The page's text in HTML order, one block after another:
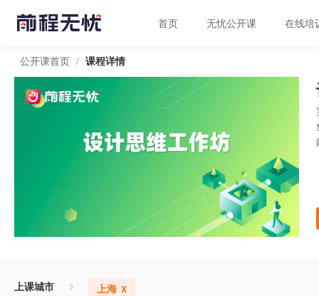
首页 无忧公开课 在线培
公开课首页 / 课程详情
上课城市 上海